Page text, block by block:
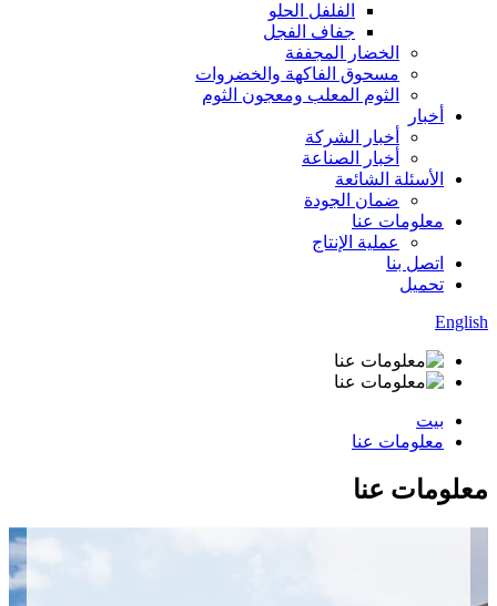
الفلفل الحلو
جفاف الفجل
الخضار المجففة
مسحوق الفاكهة والخضروات
الثوم المعلب ومعجون الثوم
أخبار
أخبار الشركة
أخبار الصناعة
الأسئلة الشائعة
ضمان الجودة
معلومات عنا
عملية الإنتاج
اتصل بنا
تحميل
English
بيت
معلومات عنا
معلومات عنا